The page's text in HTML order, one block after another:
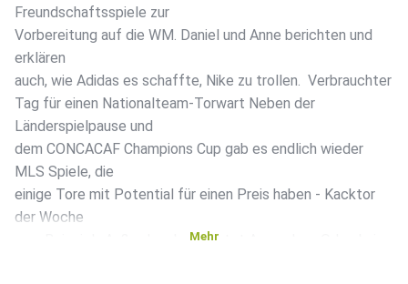
Freundschaftsspiele zur
Vorbereitung auf die WM. Daniel und Anne berichten und
erklären
auch, wie Adidas es schaffte, Nike zu trollen. Verbrauchter
Tag für einen Nationalteam-Torwart Neben der
Länderspielpause und
dem CONCACAF Champions Cup gab es endlich wieder
MLS Spiele, die
einige Tore mit Potential für einen Preis haben - Kacktor
der Woche
zum Beispiel. Außerdem befürchtet Anne, dass Orlando in
Mehr